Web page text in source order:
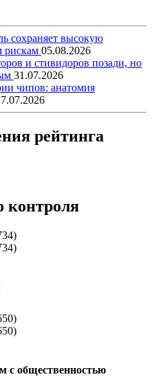
сохраняет высокую
рискам 05.08.2026
и стивидоров позади, но
31.07.2026
чипов: анатомия
рейтинга
контроля
с общественностью